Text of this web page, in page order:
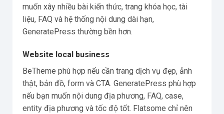
muốn xây nhiều bài kiến thức, trang khóa học, tài
liệu, FAQ và hệ thống nội dung dài hạn,
GeneratePress thường bền hơn.
Website local business
BeTheme phù hợp nếu cần trang dịch vụ đẹp, ảnh
thật, bản đồ, form và CTA. GeneratePress phù hợp
nếu bạn muốn nội dung địa phương, FAQ, case,
entity địa phương và tốc độ tốt. Flatsome chỉ nên